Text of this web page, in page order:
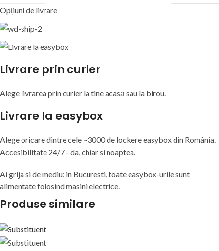
Opțiuni de livrare
Livrare prin curier
Alege livrarea prin curier latineacasă sau la birou.
Livrare la easybox
Alege oricare dintre cele ~3000 de lockere easybox din România.
Accesibilitate 24/7 - da, chiar si noaptea.
Ai grija si de mediu: in Bucuresti, toate easybox-urile sunt
alimentate folosind masini electrice.
Produse similare